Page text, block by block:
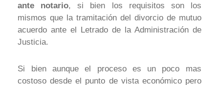
ante notario, si bien los requisitos son los
mismos que la tramitación del divorcio de mutuo
acuerdo ante el Letrado de la Administración de
Justicia.
Si bien aunque el proceso es un poco mas
costoso desde el punto de vista económico pero